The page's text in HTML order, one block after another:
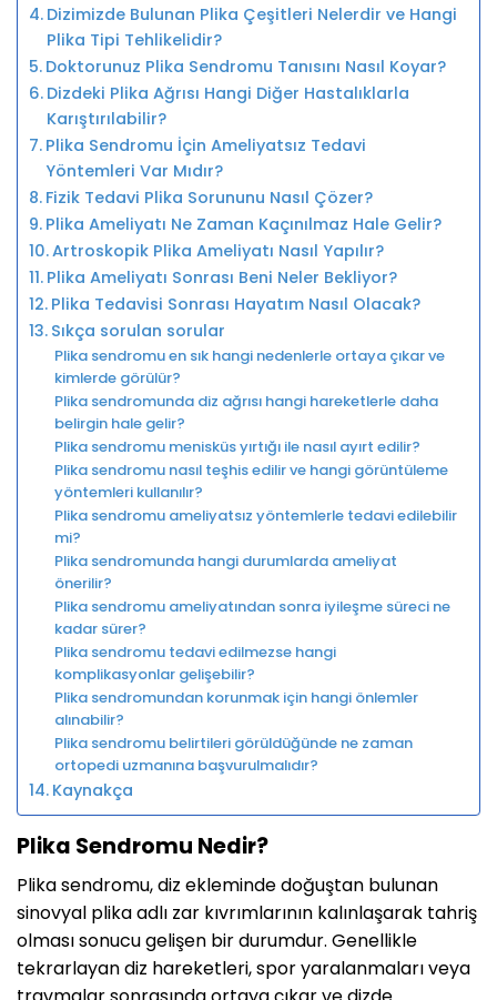
Dizimizde Bulunan Plika Çeşitleri Nelerdir ve Hangi
Plika Tipi Tehlikelidir?
Doktorunuz Plika Sendromu Tanısını Nasıl Koyar?
Dizdeki Plika Ağrısı Hangi Diğer Hastalıklarla
Karıştırılabilir?
Plika Sendromu İçin Ameliyatsız Tedavi
Yöntemleri Var Mıdır?
Fizik Tedavi Plika Sorununu Nasıl Çözer?
Plika Ameliyatı Ne Zaman Kaçınılmaz Hale Gelir?
Artroskopik Plika Ameliyatı Nasıl Yapılır?
Plika Ameliyatı Sonrası Beni Neler Bekliyor?
Plika Tedavisi Sonrası Hayatım Nasıl Olacak?
Sıkça sorulan sorular
Plika sendromu en sık hangi nedenlerle ortaya çıkar ve
kimlerde görülür?
Plika sendromunda diz ağrısı hangi hareketlerle daha
belirgin hale gelir?
Plika sendromu menisküs yırtığı ile nasıl ayırt edilir?
Plika sendromu nasıl teşhis edilir ve hangi görüntüleme
yöntemleri kullanılır?
Plika sendromu ameliyatsız yöntemlerle tedavi edilebilir
mi?
Plika sendromunda hangi durumlarda ameliyat
önerilir?
Plika sendromu ameliyatından sonra iyileşme süreci ne
kadar sürer?
Plika sendromu tedavi edilmezse hangi
komplikasyonlar gelişebilir?
Plika sendromundan korunmak için hangi önlemler
alınabilir?
Plika sendromu belirtileri görüldüğünde ne zaman
ortopedi uzmanına başvurulmalıdır?
Kaynakça
Plika Sendromu Nedir?
Plika sendromu, diz ekleminde doğuştan bulunan
sinovyal plika adlı zar kıvrımlarının kalınlaşarak tahriş
olması sonucu gelişen bir durumdur. Genellikle
tekrarlayan diz hareketleri, spor yaralanmaları veya